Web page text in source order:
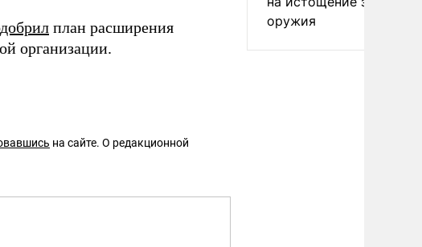
план расширения
организации.
на сайте. О редакционной
оружия